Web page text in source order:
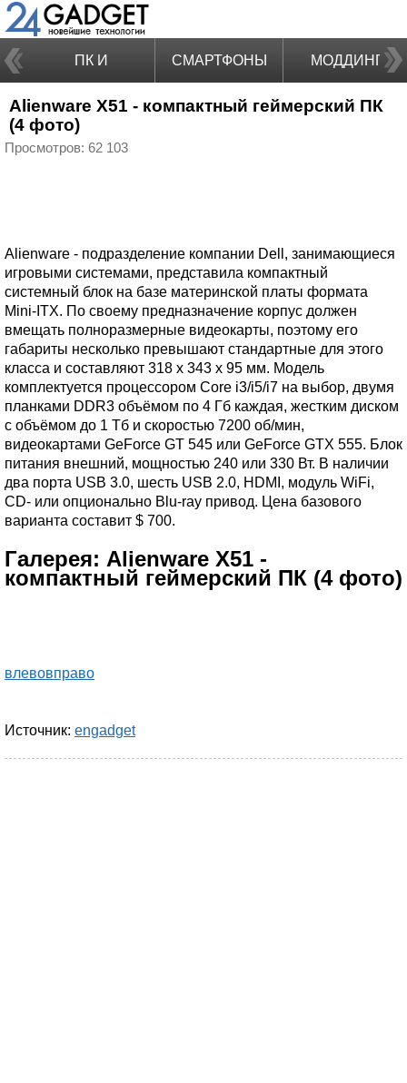
ПК И
НОУТБУКИ
СМАРТФОНЫ МОДДИНГ
Alienware X51 - компактный геймерский ПК
(4 фото)
Просмотров: 62 103
Alienware - подразделение компании Dell, занимающиеся
игровыми системами, представила компактный
системный блок на базе материнской платы формата
Mini-ITX. По своему предназначение корпус должен
вмещать полноразмерные видеокарты, поэтому его
габариты несколько превышают стандартные для этого
класса и составляют 318 х 343 х 95 мм. Модель
комплектуется процессором Core i3/i5/i7 на выбор, двумя
планками DDR3 объёмом по 4 Гб каждая, жестким диском
с объёмом до 1 Тб и скоростью 7200 об/мин,
видеокартами GeForce GT 545 или GeForce GTX 555. Блок
питания внешний, мощностью 240 или 330 Вт. В наличии
два порта USB 3.0, шесть USB 2.0, HDMI, модуль WiFi,
CD- или опционально Blu-ray привод. Цена базового
варианта составит $ 700.
Галерея: Alienware X51 -
компактный геймерский ПК (4 фото)
влевовправо
Источник: engadget